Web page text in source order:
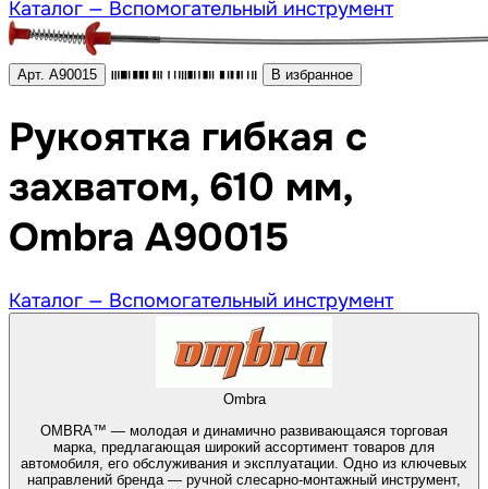
Каталог — Вспомогательный инструмент
Арт. A90015 В избранное
Рукоятка гибкая с
захватом, 610 мм,
Ombra A90015
Каталог — Вспомогательный инструмент
Ombra
OMBRA™ — молодая и динамично развивающаяся торговая
марка, предлагающая широкий ассортимент товаров для
автомобиля, его обслуживания и эксплуатации. Одно из ключевых
направлений бренда — ручной слесарно-монтажный инструмент,